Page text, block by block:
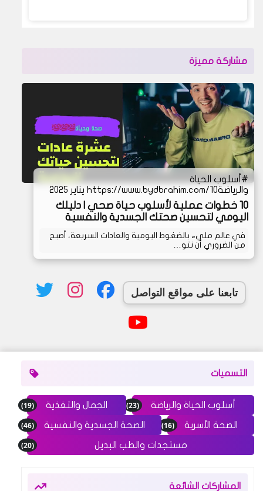
مشاركة مميزة
أسلوب الحياة
والرياضةhttps://www.bydbrahim.com/10 يناير 2025
10 خطوات عملية لأسلوب حياة صحي | دليلك
اليومي لتحسين صحتك الجسدية والنفسية
في عالم مليء بالضغوط اليومية والعادات السريعة، أصبح
من الضروري أن نتو…
تابعنا على مواقع التواصل
التسميات
أسلوب الحياة والرياضة (23) الجمال والتغذية (19)
الصحة الأسرية (16) الصحة الجسدية والنفسية (46)
مستجدات والطب البديل (20)
المشاركات الشائعة